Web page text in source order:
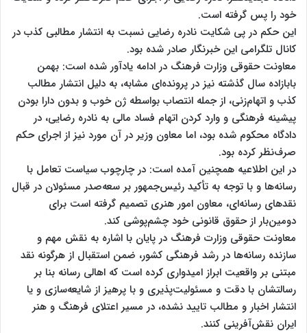
خود را پس گرفته است.
این حکم در پی شکایت نادره رضایی نسبت به انتشار مطالبی کذب در
کانال تلگرامی این خبرنگار صادر شده بود.
معاونت‌ حقوقی وزارت فرهنگ در ادامه یادآور شده است: بهمن
بابازاده سال گذشته نیز در پرونده‌ای مشابه، به دلیل انتشار مطالب
کذب و اتهام‌زنی، از جمله انتصاب بواسطه ژن خوب و بدون دارا بودن
پیشینه فرهنگی و وارد کردن اتهام فساد مالی به نادره رضایی، در
دادگاه محکوم شده بود، اما معاون وزیر در آن مورد نیز از اجرای حکم
صرف‌نظر کرده بود.
در این اطلاعیه همچنین آمده است: در چارچوب سیاست تعامل با
رسانه‌ها و با توجه به تأکید رئیس‌جمهور بر سعه‌صدر مسئولان در قبال
نقدهای رسانه‌ای، معاون امور هنری تصمیم گرفته است برای
دومین‌بار از حقوق قانونی خود چشم‌پوشی کند.
معاونت حقوقی وزارت فرهنگ در پایان با اشاره به نقش مهم و
سازنده رسانه‌ها در رشد فرهنگی کشور، ضمن استقبال از هرگونه نقد
مبتنی بر واقعیت ابراز امیدواری کرده است که اهالی رسانه بنا بر
رسالتشان با دقت و مسئولیت‌پذیری و با پرهیز از شایعه‌سازی و یا
انتشار اخبار و مطالب تایید نشده، در مسیر اعتلای فرهنگ و هنر
ایران نقش‌آفرینی کنند.